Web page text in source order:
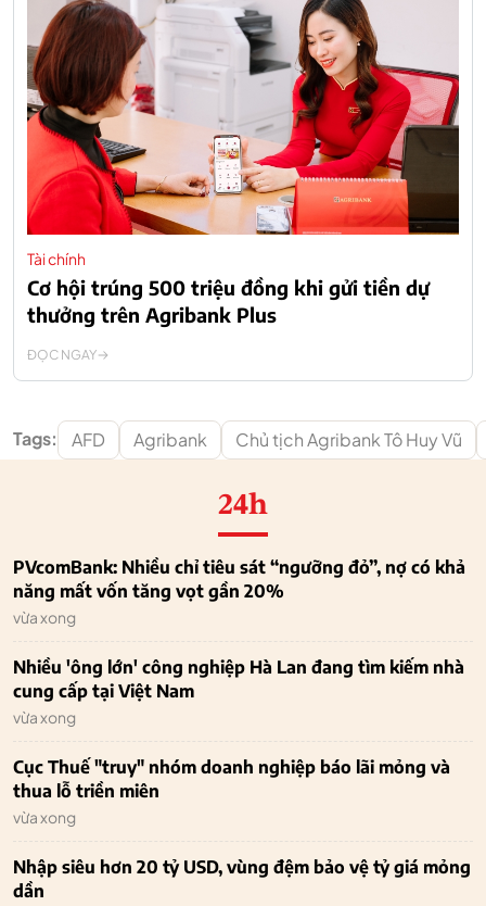
Tài chính
Cơ hội trúng 500 triệu đồng khi gửi tiền dự
thưởng trên Agribank Plus
ĐỌC NGAY
Tags: AFD Agribank Chủ tịch Agribank Tô Huy Vũ
24h
PVcomBank: Nhiều chỉ tiêu sát “ngưỡng đỏ”, nợ có khả
năng mất vốn tăng vọt gần 20%
vừa xong
Nhiều 'ông lớn' công nghiệp Hà Lan đang tìm kiếm nhà
cung cấp tại Việt Nam
vừa xong
Cục Thuế "truy" nhóm doanh nghiệp báo lãi mỏng và
thua lỗ triền miên
vừa xong
Nhập siêu hơn 20 tỷ USD, vùng đệm bảo vệ tỷ giá mỏng
dần